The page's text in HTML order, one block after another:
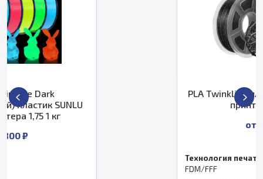
PLA Twinkling пластик SUNLU для 3D